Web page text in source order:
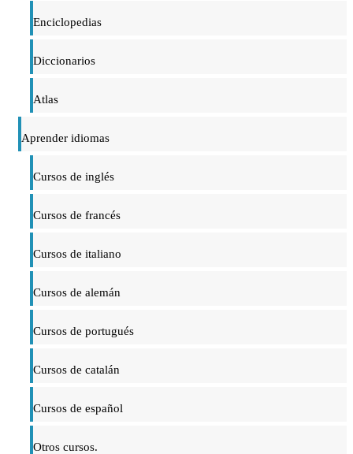
Enciclopedias
Diccionarios
Atlas
Aprender idiomas
Cursos de inglés
Cursos de francés
Cursos de italiano
Cursos de alemán
Cursos de portugués
Cursos de catalán
Cursos de español
Otros cursos.